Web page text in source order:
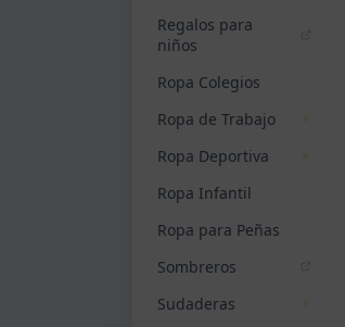
Regalos para
niños
Ropa Colegios
Ropa de Trabajo
Ropa Deportiva
Ropa Infantil
Ropa para Peñas
Sombreros
Sudaderas